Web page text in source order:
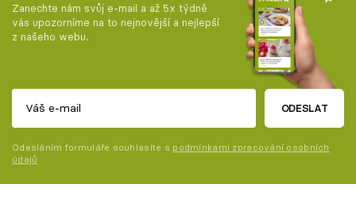
Zanechte nám svůj e-mail a až 5x týdně
vás upozorníme na to nejnovější a nejlepší
z našeho webu.
ODESLAT
Odesláním formuláře souhlasíte s podmínkami zpracování osobních
údajů